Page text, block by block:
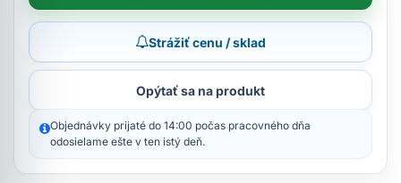
Strážiť cenu / sklad
Opýtať sa na produkt
Objednávky prijaté do 14:00 počas pracovného dňa
odosielame ešte v ten istý deň.